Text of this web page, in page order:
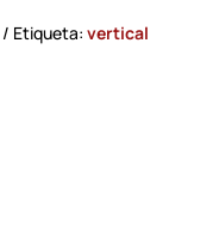
Etiqueta:vertical